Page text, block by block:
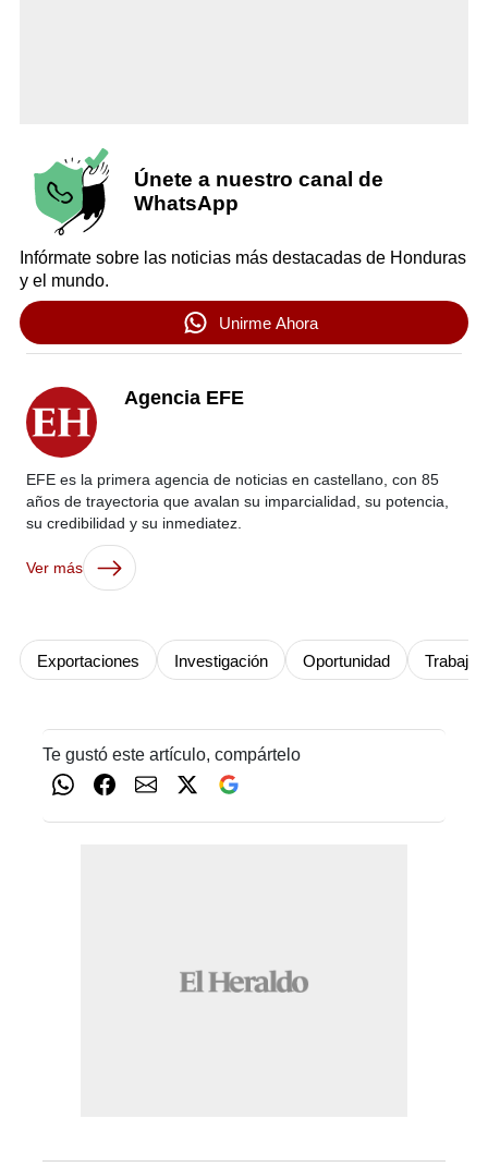
Únete a nuestro canal de
WhatsApp
Infórmate sobre las noticias más destacadas de Honduras
y el mundo.
Unirme Ahora
Agencia EFE
EFE es la primera agencia de noticias en castellano, con 85
años de trayectoria que avalan su imparcialidad, su potencia,
su credibilidad y su inmediatez.
Ver más
Exportaciones Investigación Oportunidad Trabajo
Te gustó este artículo, compártelo